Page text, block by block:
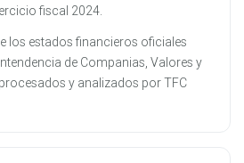
fiscal 2024.
los estados financieros oficiales
de Companias, Valores y
y analizados por TFC